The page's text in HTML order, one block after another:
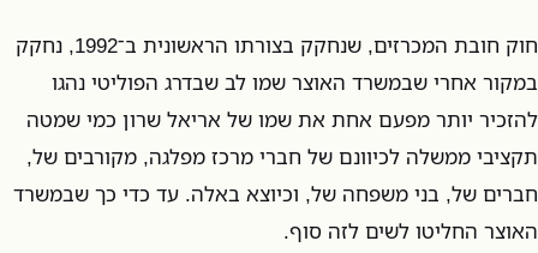
חוק חובת המכרזים, שנחקק בצורתו הראשונית ב־1992, נחקק
במקור אחרי שבמשרד האוצר שמו לב שבדרג הפוליטי נהגו
להזכיר יותר מפעם אחת את שמו של אריאל שרון כמי שמטה
תקציבי ממשלה לכיוונם של חברי מרכז מפלגה, מקורבים של,
חברים של, בני משפחה של, וכיוצא באלה. עד כדי כך שבמשרד
האוצר החליטו לשים לזה סוף.